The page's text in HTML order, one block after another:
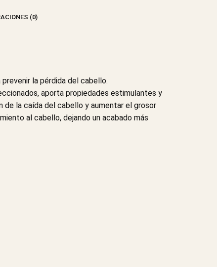
(0)
la pérdida del cabello.
aporta propiedades estimulantes y
de la caída del cabello y aumentar el grosor
al cabello, dejando un acabado más